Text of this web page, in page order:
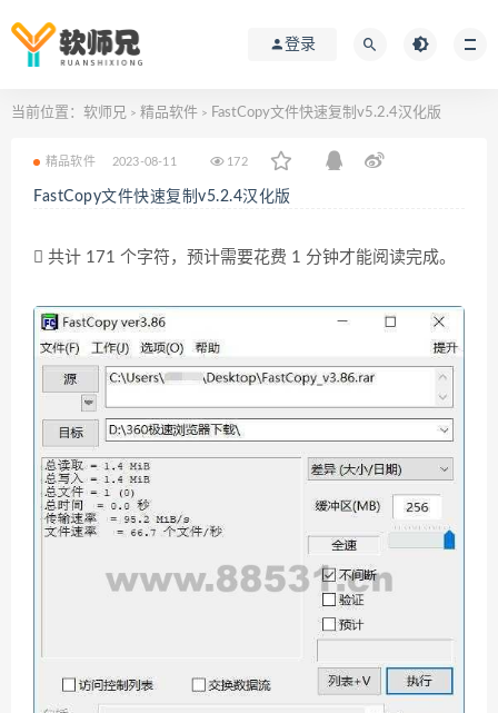
登录
当前位置： 软师兄 > 精品软件 > FastCopy文件快速复制v5.2.4汉化版
精品软件 2023-08-11 172
FastCopy文件快速复制v5.2.4汉化版
共计 171 个字符，预计需要花费 1 分钟才能阅读完成。